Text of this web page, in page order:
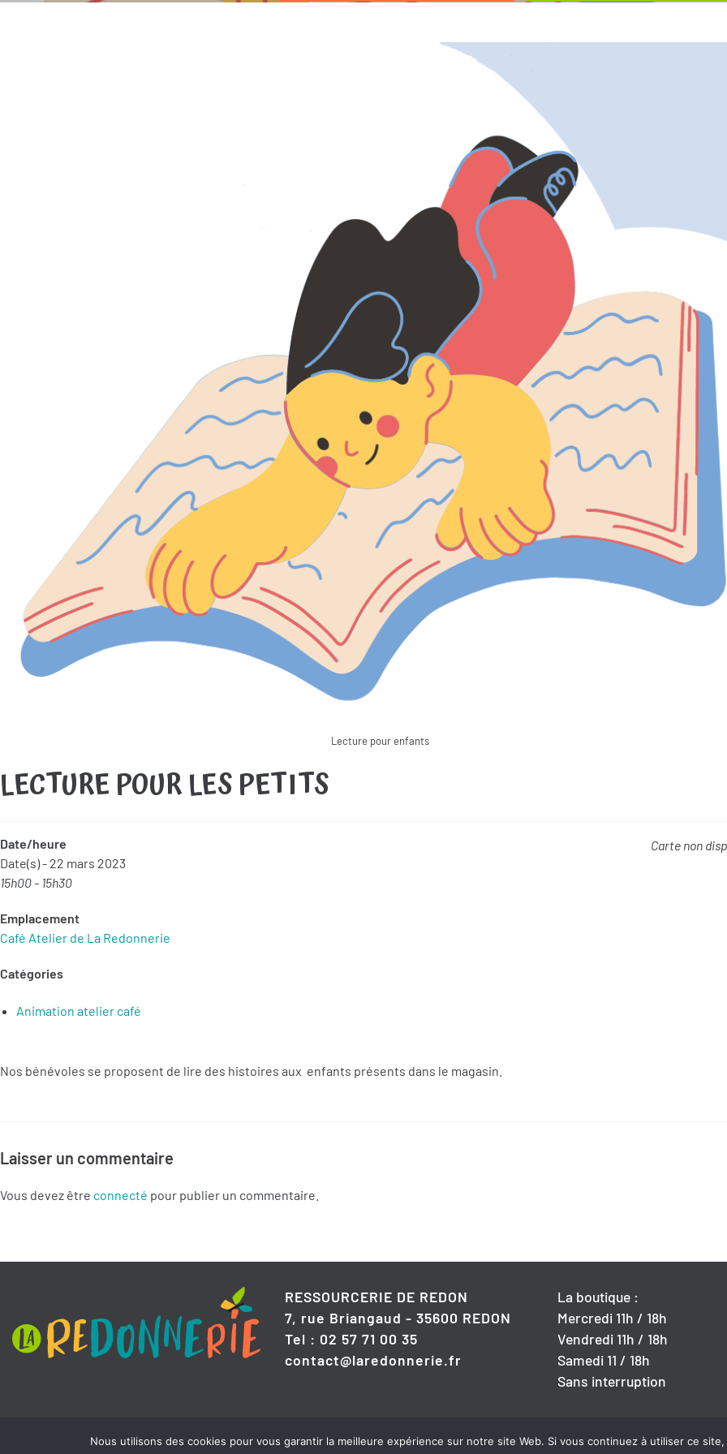
Lecture pour enfants
LECTURE POUR LES PETITS
Carte non
Date/heure
Date(s) - 22 mars 2023
15h00 - 15h30
Emplacement
Café Atelier de La Redonnerie
Catégories
Animation atelier café
Nos bénévoles se proposent de lire des histoires aux enfants présents dans le magasin.
Laisser un commentaire
Vous devez être connecté pour publier un commentaire.
RESSOURCERIE DE REDON
7, rue Briangaud - 35600 REDON
Tel : 02 57 71 00 35
contact@laredonnerie.fr
La boutique :
Mercredi 11h / 18h
Vendredi 11h / 18h
Samedi 11 / 18h
Sans interruption
Nous utilisons des cookies pour vous garantir la meilleure expérience sur notre site Web. Si vous continuez à utiliser ce